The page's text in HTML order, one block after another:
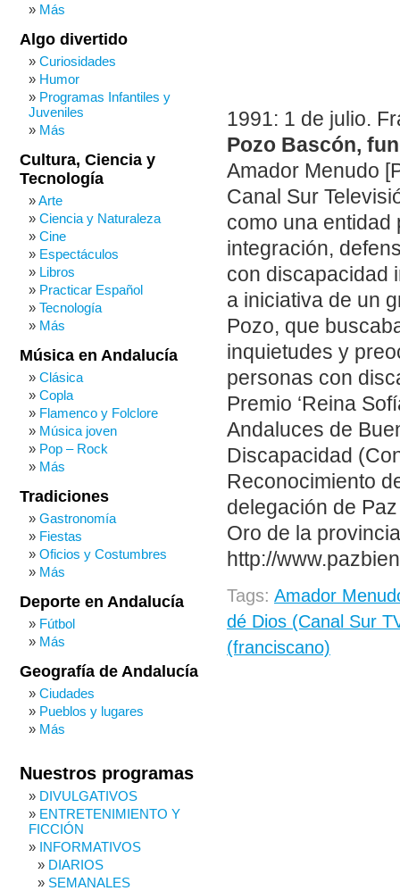
1991: 1 de julio.
Pozo Bascón,
Amador Menudo
Canal Sur
como una entidad
integración,
con discapacidad
a iniciativa de un
Pozo, que
inquietudes y
personas con
Premio ‘Reina
Andaluces de
Discapacidad
Reconocimiento
delegación de
Oro de la
http://
Tags: Amador
dé Dios (Canal Sur
(franciscano)
Más
Algo divertido
Curiosidades
Humor
Programas Infantiles y
Juveniles
Más
Cultura, Ciencia y
Tecnología
Arte
Ciencia y Naturaleza
Cine
Espectáculos
Libros
Practicar Español
Tecnología
Más
Música en Andalucía
Clásica
Copla
Flamenco y Folclore
Música joven
Pop – Rock
Más
Tradiciones
Gastronomía
Fiestas
Oficios y Costumbres
Más
Deporte en Andalucía
Fútbol
Más
Geografía de Andalucía
Ciudades
Pueblos y lugares
Más
Nuestros programas
DIVULGATIVOS
ENTRETENIMIENTO Y
FICCIÓN
INFORMATIVOS
DIARIOS
SEMANALES